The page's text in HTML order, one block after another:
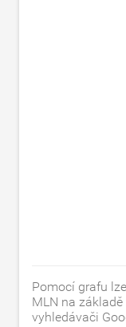
Pomocí grafu
MLN na
vyhledávači